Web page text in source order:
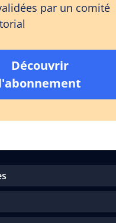
par un comité
Découvrir